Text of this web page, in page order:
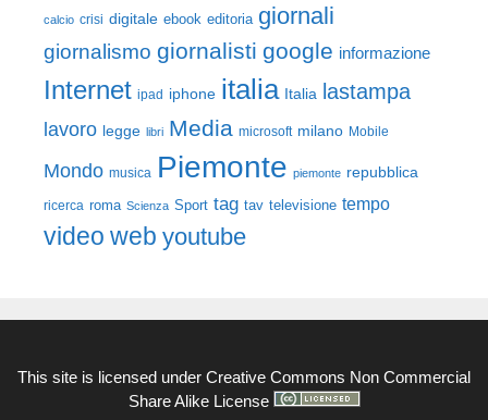
calcio crisi digitale ebook editoria giornali
giornalismo giornalisti google informazione
Internet ipad iphone italia Italia lastampa
lavoro legge libri Media microsoft milano Mobile
Mondo musica Piemonte piemonte repubblica
ricerca roma Scienza Sport tag tav televisione tempo
video web youtube
This site is licensed under Creative Commons Non Commercial
Share Alike License